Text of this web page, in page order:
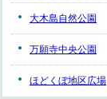
大木島自然公園
万願寺中央公園
ほどくぼ地区広場